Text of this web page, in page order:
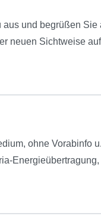
und begrüßen
neuen Sichtweise
ohne Vorabinfo